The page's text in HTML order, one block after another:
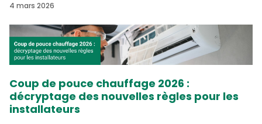
4 mars 2026
Coup de pouce chauffage 2026 :
décryptage des nouvelles règles pour les
installateurs